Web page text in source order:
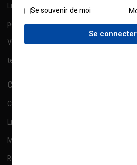
Livraison Information
politique de confidentialité
Ventes
termes et conditions
Compte
Checkout
Liste de souhaits
Mes commandes
Retour
Se souvenir de moi
Se connecter